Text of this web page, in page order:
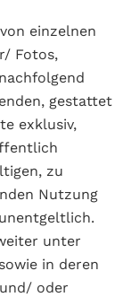
einzelnen
Fotos,
gestattet
exklusiv,
zu
Nutzung
unter
in deren
oder